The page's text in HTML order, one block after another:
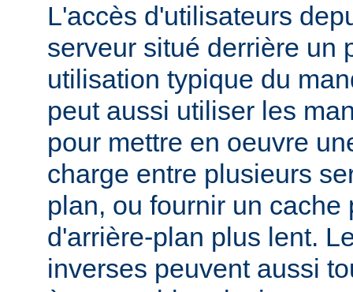
L'accès d'utilisateurs
serveur situé derrière un
utilisation typique du
peut aussi utiliser les
pour mettre en oeuvre
charge entre plusieurs
plan, ou fournir un cache
d'arrière-plan plus lent.
inverses peuvent aussi